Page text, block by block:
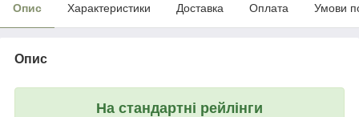
Опис Характеристики Доставка Оплата Умови
Опис
На стандартні рейлінги